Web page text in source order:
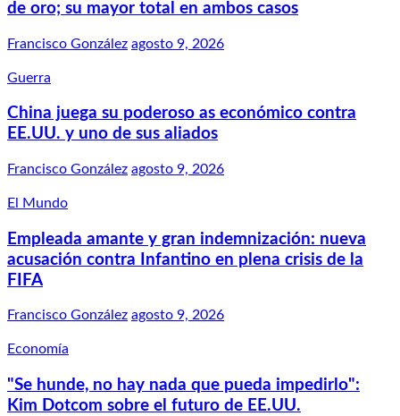
de oro; su mayor total en ambos casos
Francisco González agosto 9, 2026
Guerra
China juega su poderoso as económico contra
EE.UU. y uno de sus aliados
Francisco González agosto 9, 2026
El Mundo
Empleada amante y gran indemnización: nueva
acusación contra Infantino en plena crisis de la
FIFA
Francisco González agosto 9, 2026
Economía
"Se hunde, no hay nada que pueda impedirlo":
Kim Dotcom sobre el futuro de EE.UU.